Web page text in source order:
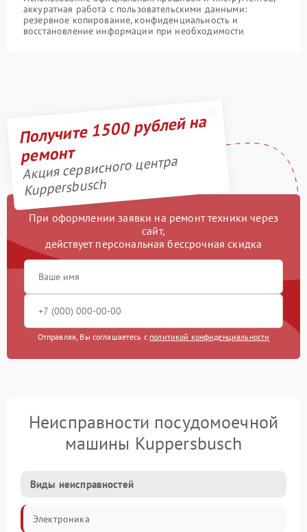
аккуратная работа с пользовательскими данными:
резервное копирование, конфиденциальность и
восстановление информации при необходимости
Получите 1500 рублей на
ремонт
Акция сервисного центра
Kuppersbusch
При оформлении заявки на ремонт техники через
сайт,
действует персональная бессрочная скидка
Отправляя, Вы соглашаетесь с политикой конфиденциальности
Неисправности посудомоечной
машины Kuppersbusch
Виды неисправностей
Электроника